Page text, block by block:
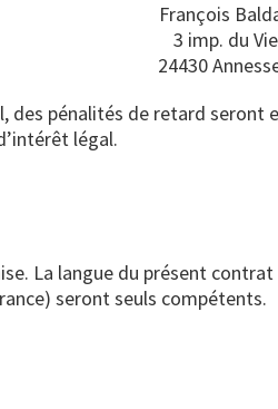
François
3 imp. du
24430
des pénalités de retard
légal.
La langue du présent
seront seuls compétents.